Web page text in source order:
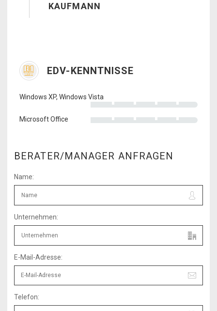
KAUFMANN
EDV-KENNTNISSE
Windows XP, Windows Vista
Microsoft Office
BERATER/MANAGER ANFRAGEN
Name:
Unternehmen:
E-Mail-Adresse:
Telefon: